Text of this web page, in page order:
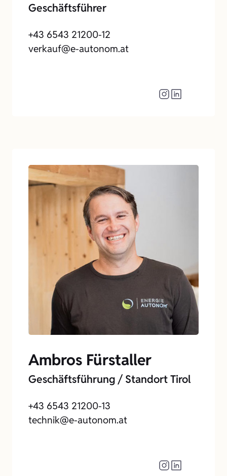
Geschäftsführer
+43 6543 21200-12
verkauf@e-autonom.at
Ambros Fürstaller
Geschäftsführung / Standort Tirol
+43 6543 21200-13
technik@e-autonom.at